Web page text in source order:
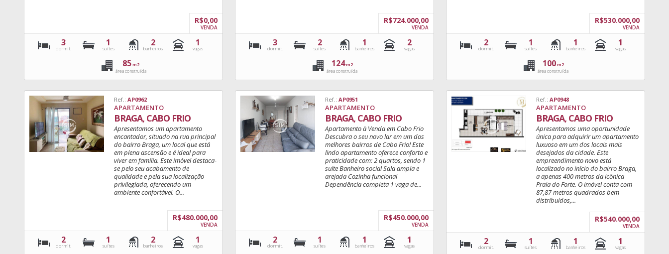
R$0,00
VENDA
3
dormit.
1
suítes
2
banheiros
1
vagas
85m2
área construída
R$724.000,00
VENDA
3
dormit.
2
suítes
1
banheiros
2
vagas
124 m2
área construída
R$530.000,00
VENDA
2
dormit.
1
suítes
1
banheiros
1
vagas
100 m2
área construída
Ref.: AP0962
APARTAMENTO
BRAGA, CABO FRIO
Apresentamos um apartamento
encantador, situado na rua principal
do bairro Braga, um local que está
em plena ascensão e é ideal para
viver em família. Este imóvel destaca-
se pelo seu acabamento de
qualidade e pela sua localização
privilegiada, oferecendo um
ambiente confortável. O...
R$480.000,00
VENDA
2
dormit.
1
suítes
2
banheiros
1
vagas
Ref.: AP0951
APARTAMENTO
BRAGA, CABO FRIO
Apartamento à Venda em Cabo Frio
Descubra o seu novo lar em um dos
melhores bairros de Cabo Frio! Este
lindo apartamento oferece conforto e
praticidade com: 2 quartos, sendo 1
suíte Banheiro social Sala ampla e
arejada Cozinha funcional
Dependência completa 1 vaga de...
R$450.000,00
VENDA
2
dormit.
1
suítes
1
banheiros
1
vagas
Ref.:AP0948
APARTAMENTO
BRAGA, CABO FRIO
Apresentamos uma oportunidade
única para adquirir um apartamento
luxuoso em um dos locais mais
desejados da cidade. Este
empreendimento novo está
localizado no início do bairro Braga,
a apenas 400 metros da icônica
Praia do Forte. O imóvel conta com
87,87 metros quadrados bem
distribuídos,...
R$540.000,00
VENDA
2
dormit.
1
suítes
1
banheiros
1
vagas